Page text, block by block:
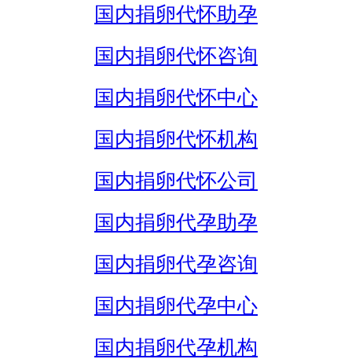
国内捐卵代怀助孕
国内捐卵代怀咨询
国内捐卵代怀中心
国内捐卵代怀机构
国内捐卵代怀公司
国内捐卵代孕助孕
国内捐卵代孕咨询
国内捐卵代孕中心
国内捐卵代孕机构